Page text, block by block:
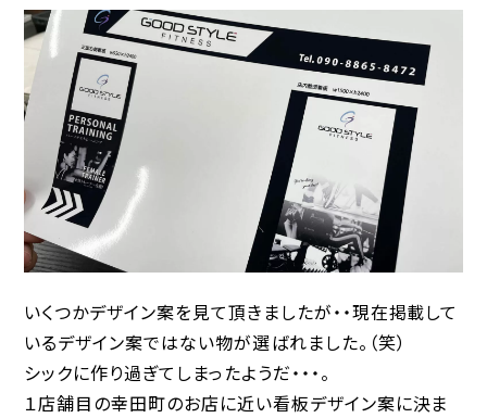
いくつかデザイン案を見て頂きましたが・・現在掲載して
いるデザイン案ではない物が選ばれました。（笑）
シックに作り過ぎてしまったようだ・・・。
１店舗目の幸田町のお店に近い看板デザイン案に決ま